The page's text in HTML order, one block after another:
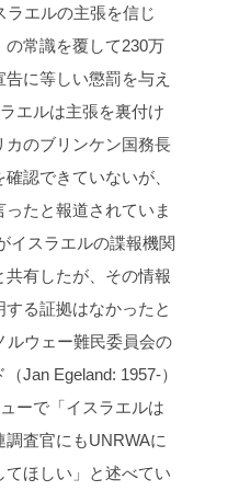
エルの主張を信じ
常識を覆して230万
に等しい懲罰を与え
エルは主張を裏付け
カのブリンケン国務長
認できていないが、
たと報道されていま
イスラエルの諜報機関
有したが、その情報
る証拠はなかったと
ルウェー難民委員会の
Jan Egeland: 1957-）
ーで「イスラエルは
査官にもUNRWAに
てほしい」と述べてい